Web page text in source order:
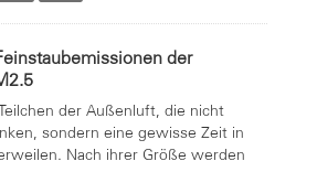
der
der Außenluft, die nicht
sondern eine gewisse Zeit in
Nach ihrer Größe werden